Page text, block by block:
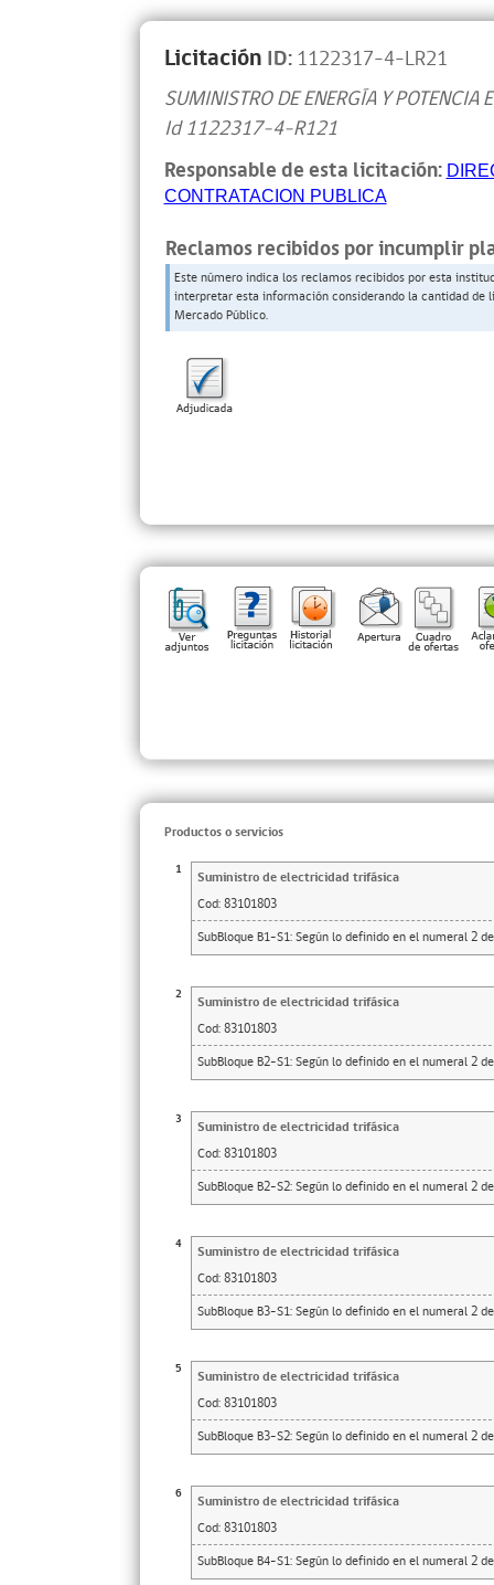
Licitación ID:1122317-4-LR21
SUMINISTRO DE ENERGÍA Y
Id 1122317-4-R121
Responsable de esta licitación:
CONTRATACION PUBLICA
Reclamos recibidos por incumplir
Este número indica los reclamos recibidos por esta
interpretar esta información considerando la cantidad
Mercado Público.
Productos o servicios
1
Suministro de electricidad trifásica
Cod: 83101803
SubBloque B1-S1: Según lo definido en el numeral 2
2
Suministro de electricidad trifásica
Cod: 83101803
SubBloque B2-S1: Según lo definido en el numeral 2
3
Suministro de electricidad trifásica
Cod: 83101803
SubBloque B2-S2: Según lo definido en el numeral 2
4
Suministro de electricidad trifásica
Cod: 83101803
SubBloque B3-S1: Según lo definido en el numeral 2
5
Suministro de electricidad trifásica
Cod: 83101803
SubBloque B3-S2: Según lo definido en el numeral 2
6
Suministro de electricidad trifásica
Cod: 83101803
SubBloque B4-S1: Según lo definido en el numeral 2